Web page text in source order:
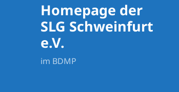
Homepage der
SLG Schweinfurt
e.V.
im BDMP